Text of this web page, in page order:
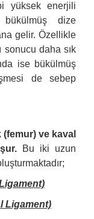
yüksek enerjili
dize
gelir. Özellikle
daha sık
ise bükülmüş
de sebep
(femur) ve kaval
Bu iki uzun
Ligament)